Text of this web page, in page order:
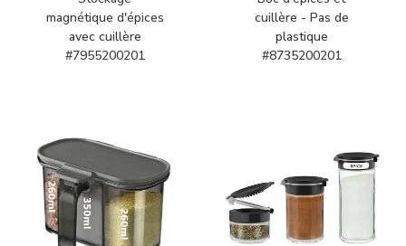
magnétique d'épices
avec cuillère
#7955200201
cuillère - Pas de
plastique
#8735200201